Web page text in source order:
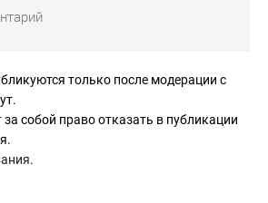
только после модерации с
собой право отказать в публикации
.